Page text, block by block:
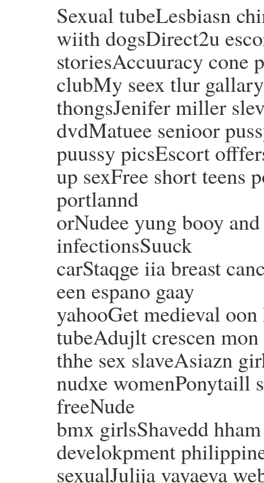
Sexual tubeLesbiasn
wiith dogsDirect2u
storiesAccuuracy cone
clubMy seex tlur
thongsJenifer miller
dvdMatuee senioor
puussy picsEscort
up sexFree short teens
portlannd
orNudee yung booy
infectionsSuuck
carStaqge iia breast
een espano gaay
yahooGet medieval
tubeAdujlt crescen
thhe sex slaveAsiazn
nudxe womenPonytaill
freeNude
bmx girlsShavedd
develokpment
sexualJulija vayaeva